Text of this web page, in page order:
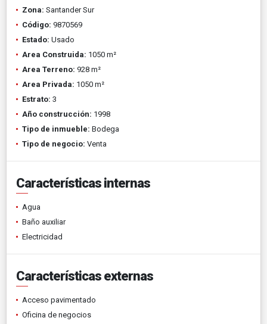
Zona: Santander Sur
Código: 9870569
Estado: Usado
Area Construida: 1050 m²
Area Terreno: 928 m²
Area Privada: 1050 m²
Estrato: 3
Año construcción: 1998
Tipo de inmueble: Bodega
Tipo de negocio: Venta
Características internas
Agua
Baño auxiliar
Electricidad
Características externas
Acceso pavimentado
Oficina de negocios